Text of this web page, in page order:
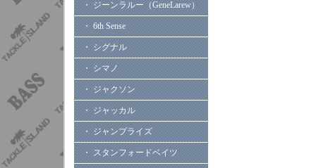
・ ジーンラルー（GeneLarew）
・ 6th Sense
・ シグナル
・ シマノ
・ ジャクソン
・ ジャッカル
・ ジャンプライズ
・ スタンフォードベイツ